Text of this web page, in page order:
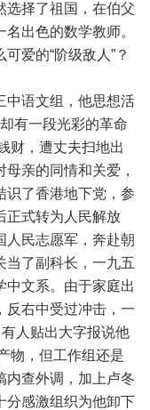
选择了祖国，在伯父
出色的数学教师。
爱的“阶级敌人”？
中语文组，他思想活
有一段光彩的革命
财，遭丈夫扫地出
亲的同情和关爱，
识了香港地下党，参
正式转为人民解放
人民志愿军，奔赴朝
当了副科长，一九五
中文系。由于家庭出
反右中受过冲击，一
人贴出大字报说他
物，但工作组还是
内查外调，加上卢冬
分感激组织为他卸下